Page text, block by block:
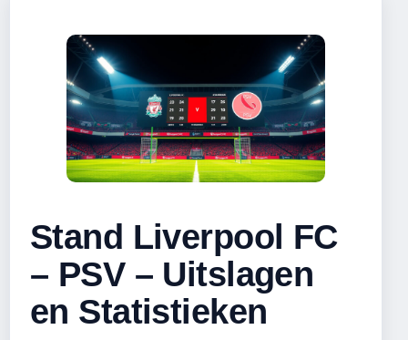
Stand Liverpool FC
– PSV – Uitslagen
en Statistieken